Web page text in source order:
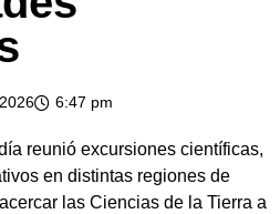
6:47 pm
reunió excursiones científicas,
en distintas regiones de
las Ciencias de la Tierra a